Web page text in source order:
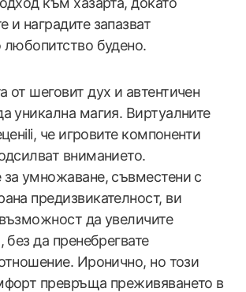
и наградите запазват
любопитство будено.
от шеговит дух и автентичен
уникална магия. Виртуалните
че игровите компоненти
вниманието.
умножаване, съвместени с
предизвикателност, ви
да увеличите
без да пренебрегвате
Иронично, но този
превръща преживяването в